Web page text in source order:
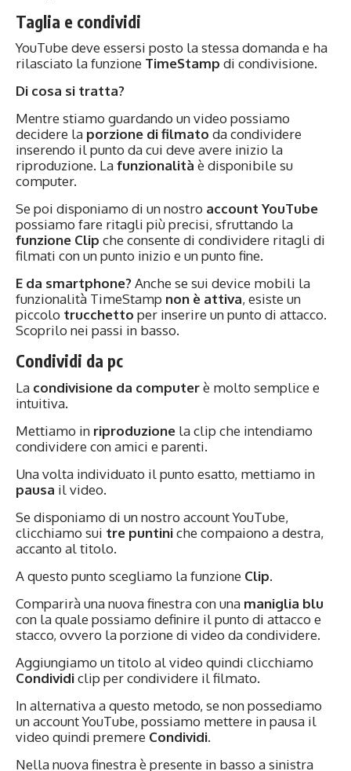
Taglia e condividi
YouTube deve essersi posto la stessa domanda e ha
rilasciato la funzione TimeStamp di condivisione.
Di cosa si tratta?
Mentre stiamo guardando un video possiamo
decidere la porzione di filmato da condividere
inserendo il punto da cui deve avere inizio la
riproduzione. Lafunzionalità è disponibile su
computer.
Se poi disponiamo di un nostro account YouTube
possiamo fare ritagli più precisi, sfruttando la
funzione Clip che consente di condividere ritagli di
filmati con un punto inizio e un punto fine.
E da smartphone?Anche se sui device mobili la
funzionalità TimeStamp non è attiva, esiste un
piccolo trucchetto per inserire un punto di attacco.
Scoprilo nei passi in basso.
Condividi da pc
La condivisione da computerè molto semplice e
intuitiva.
Mettiamo in riproduzione la clip che intendiamo
condividere con amici e parenti.
Una volta individuato il punto esatto, mettiamo in
pausa il video.
Se disponiamo di un nostro account YouTube,
clicchiamo sui tre puntiniche compaiono a destra,
accanto al titolo.
A questo punto scegliamo la funzione Clip.
Comparirà una nuova finestra con una maniglia blu
con la quale possiamo definire il punto di attacco e
stacco, ovvero la porzione di video da condividere.
Aggiungiamo un titolo al video quindi clicchiamo
Condividiclip per condividere il filmato.
In alternativa a questo metodo, se non possediamo
un account YouTube, possiamo mettere in pausa il
video quindi premere Condividi.
Nella nuova finestra è presente in basso a sinistra